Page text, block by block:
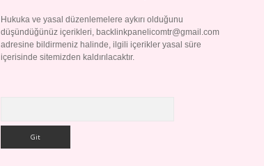
Hukuka ve yasal düzenlemelere aykırı olduğunu
düşündüğünüz içerikleri, backlinkpanelicomtr@gmail.com
adresine bildirmeniz halinde, ilgili içerikler yasal süre
içerisinde sitemizden kaldırılacaktır.